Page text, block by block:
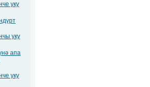
уку
уку
апа
уку